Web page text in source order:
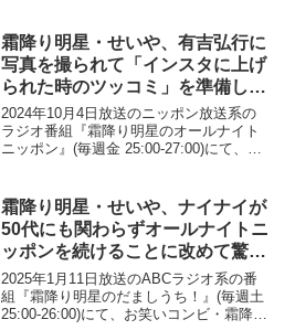
なっていることにモヤモヤする理由に...
霜降り明星・せいや、有吉弘行に
写真を撮られて「インスタに上げ
られた時のツッコミ」を準備して
待ち構えていたところ予想外の展
開
2024年10月4日放送のニッポン放送系の
ラジオ番組『霜降り明星のオールナイト
ニッポン』(毎週金 25:00-27:00)にて、お
げられた時のツッコミ」を準備して待ち
構...
霜降り明星・せいや、ナイナイが
50代にも関わらずオールナイトニ
ッポンを続けることに改めて驚い
た理由「深夜ラジオってそこが大
変」
2025年1月11日放送のABCラジオ系の番
組『霜降り明星のだましうち！』(毎週土
25:00-26:00)にて、お笑いコンビ・霜降り